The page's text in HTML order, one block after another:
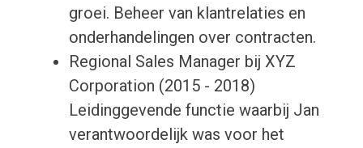
groei. Beheer van klantrelaties en
onderhandelingen over contracten.
Regional Sales Manager bij XYZ
Corporation (2015 - 2018)
Leidinggevende functie waarbij Jan
verantwoordelijk was voor het